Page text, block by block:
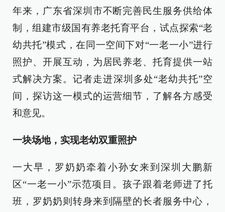
年来，广东省深圳市不断完善民生服务供给体
制，组建市级国有养老托育平台，试点探索“老
幼共托”模式，在同一空间下对“一老一小”进行
照护、开展互动，为居民养老、托育提供一站
式解决方案。记者走进深圳多处“老幼共托”空
间，探访这一模式的运营细节，了解各方感受
和意见。
一块场地，实现老幼双重照护
一大早，罗奶奶牵着小孙女来到深圳大鹏新
区“一老一小”示范项目。孩子跟着老师进了托
班，罗奶奶则转身来到隔壁的长者服务中心，